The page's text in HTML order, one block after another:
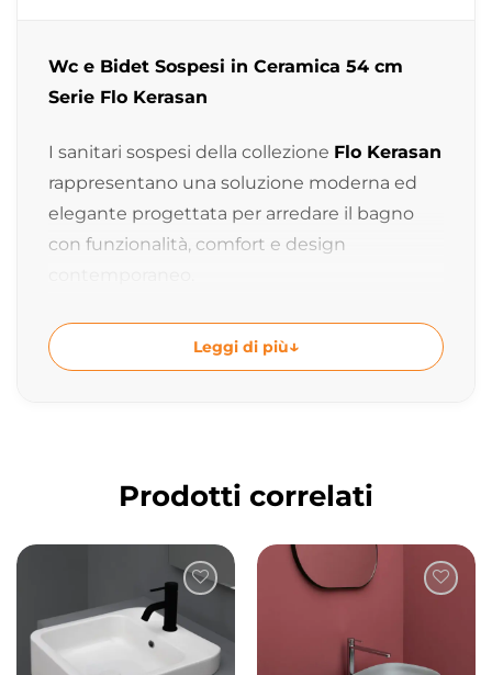
Wc e Bidet Sospesi in Ceramica 54 cm
Serie Flo Kerasan
I sanitari sospesi della collezione Flo Kerasan
rappresentano una soluzione moderna ed
elegante progettata per arredare il bagno
con funzionalità, comfort e design
Grazie alle linee morbide ed essenziali e alle
proporzioni equilibrate, il wc e il bidet sospesi
interior design.
Il wc sospeso NORIM 54 e il bidet sospeso
monoforo sono realizzati in ceramica
sanitaria di alta qualità e vengono forniti
completi di protezione acustica, sistema
Leggi di più
Prodotti correlati